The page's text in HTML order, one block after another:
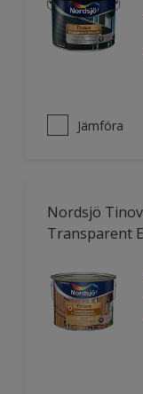
Jämföra
Nordsjö
Transparent